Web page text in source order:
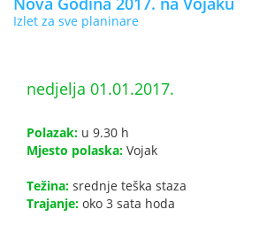
Izlet za sve planinare
nedjelja 01.01.2017.
Polazak: u 9.30 h
Mjesto polaska: Vojak
Težina: srednje teška staza
Trajanje: oko 3 sata hoda